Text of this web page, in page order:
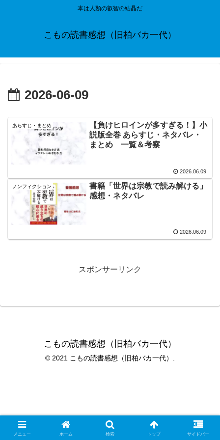
本は人類の叡智の結晶だ
こもの読書感想（旧柏バカ一代）
2026-06-09
あらすじ・まとめ
【負けヒロインが多すぎる！】小
説版全巻 あらすじ・ネタバレ・
まとめ 一覧＆考察
2026.06.09
ノンフィクション
書籍「世界は宗教で読み解ける」
感想・ネタバレ
2026.06.09
スポンサーリンク
こもの読書感想（旧柏バカ一代）
© 2021 こもの読書感想（旧柏バカ一代）.
メニュー ホーム 検索 トップ サイドバー